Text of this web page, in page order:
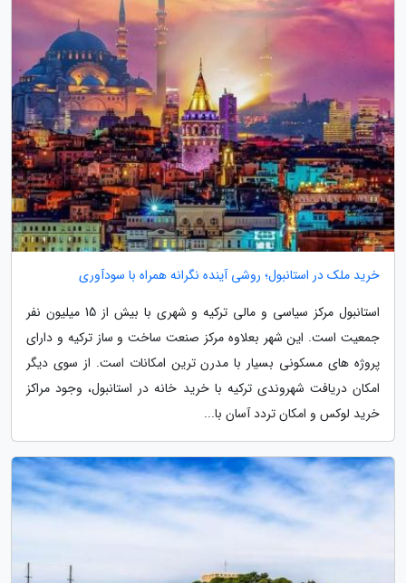
خرید ملک در استانبول؛ روشی آینده نگرانه همراه با سودآوری
استانبول مرکز سیاسی و مالی ترکیه و شهری با بیش از 15 میلیون نفر
جمعیت است. این شهر بعلاوه مرکز صنعت ساخت و ساز ترکیه و دارای
پروژه های مسکونی بسیار با مدرن ترین امکانات است. از سوی دیگر
امکان دریافت شهروندی ترکیه با خرید خانه در استانبول، وجود مراکز
خرید لوکس و امکان تردد آسان با...